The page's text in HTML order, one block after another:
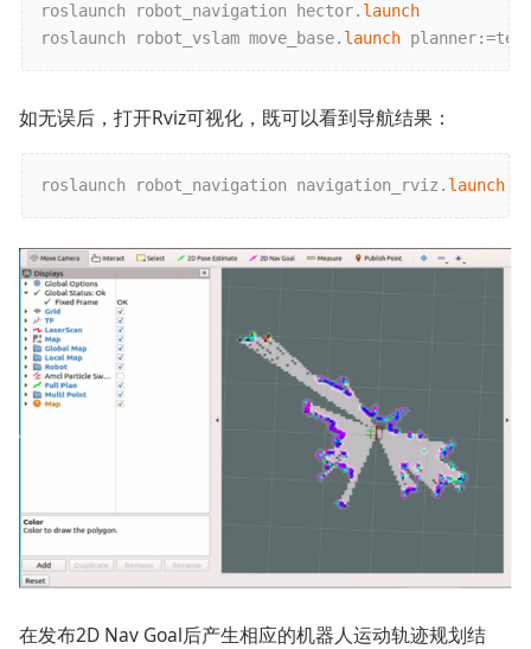
roslaunch robot_navigation hector. launch
roslaunch robot_vslam move_base. launch planner:=teb
如无误后，打开Rviz可视化，既可以看到导航结果：
roslaunch robot_navigation navigation_rviz. launch
在发布2D Nav Goal后产生相应的机器人运动轨迹规划结